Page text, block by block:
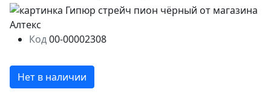
Код00-00002308
Нет в наличии